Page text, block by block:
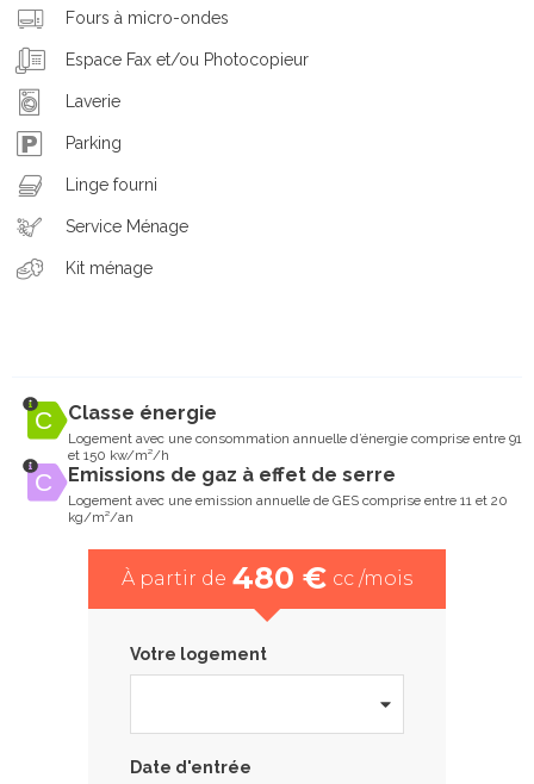
Fours à micro-ondes
Espace Fax et/ou Photocopieur
Laverie
Parking
Linge fourni
Service Ménage
Kit ménage
Classe énergie
Logement avec une consommation annuelle d’énergie comprise entre 91
et 150 kw/m²/h
Emissions de gaz à effet de serre
Logement avec une emission annuelle de GES comprise entre 11 et 20
kg/m²/an
À partir de 480 € cc /mois
Votre logement
Date d'entrée